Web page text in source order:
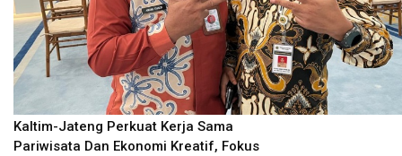
Kaltim-Jateng Perkuat Kerja Sama
Pariwisata Dan Ekonomi Kreatif, Fokus